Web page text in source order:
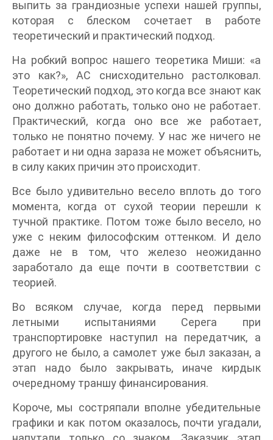
выпить за грандиозные успехи нашей группы,
которая с блеском сочетает в работе
теоретический и практический подход.
На робкий вопрос нашего теоретика Миши: «а
это как?», АС снисходительно растолковал.
Теоретический подход, это когда все знают как
оно должно работать, только оно не работает.
Практический, когда оно все же работает,
только не понятно почему. У нас же ничего не
работает и ни одна зараза не может объяснить,
в силу каких причин это происходит.
Все было удивительно весело вплоть до того
момента, когда от сухой теории перешли к
тучной практике. Потом тоже было весело, но
уже с неким философским оттенком. И дело
даже не в том, что железо неожиданно
заработало да еще почти в соответствии с
теорией.
Во всяком случае, когда перед первыми
летными испытаниями Серега при
транспортировке наступил на передатчик, а
другого не было, а самолет уже был заказан, а
этап надо было закрывать, иначе кирдык
очередному траншу финансирования.
Короче, мы состряпали вполне убедительные
графики и как потом оказалось, почти угадали,